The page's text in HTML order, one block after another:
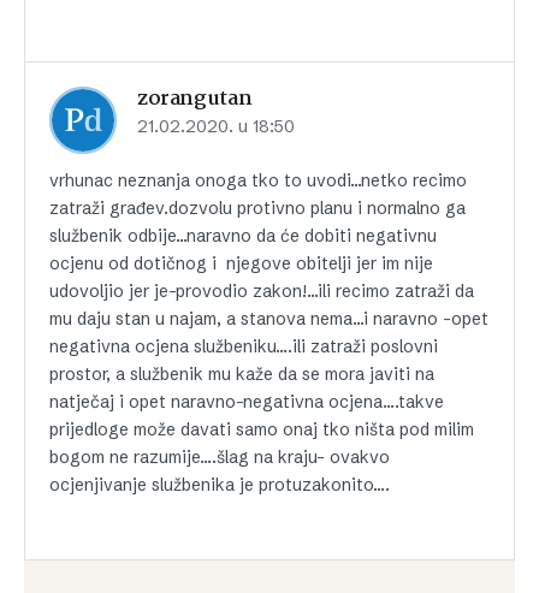
zorangutan
21.02.2020. u 18:50
vrhunac neznanja onoga tko to uvodi…netko recimo
zatraži građev.dozvolu protivno planu i normalno ga
službenik odbije…naravno da će dobiti negativnu
ocjenu od dotičnog i njegove obitelji jer im nije
udovoljio jer je-provodio zakon!…ili recimo zatraži da
mu daju stan u najam, a stanova nema…i naravno -opet
negativna ocjena službeniku….ili zatraži poslovni
prostor, a službenik mu kaže da se mora javiti na
natječaj i opet naravno-negativna ocjena….takve
prijedloge može davati samo onaj tko ništa pod milim
bogom ne razumije….šlag na kraju- ovakvo
ocjenjivanje službenika je protuzakonito….